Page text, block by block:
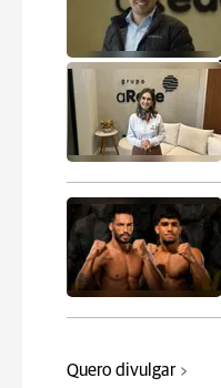
Quero divulgar